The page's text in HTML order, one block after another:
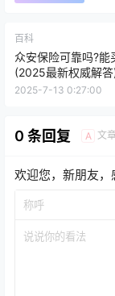
百科
众安保险可靠吗?能
(2025最新权威解答
2025-7-13 0:27:00
0 条回复 A 文
欢迎您，新朋友，